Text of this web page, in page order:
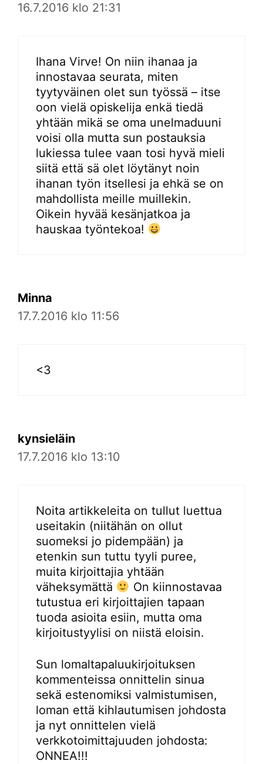
16.7.2016 klo 21:31
Ihana Virve! On niin ihanaa ja
innostavaa seurata, miten
tyytyväinen olet sun työssä – itse
oon vielä opiskelija enkä tiedä
yhtään mikä se oma unelmaduuni
voisi olla mutta sun postauksia
lukiessa tulee vaan tosi hyvä mieli
siitä että sä olet löytänyt noin
ihanan työn itsellesi ja ehkä se on
mahdollista meille muillekin.
Oikein hyvää kesänjatkoa ja
hauskaa työntekoa!
Minna
17.7.2016 klo 11:56
<3
kynsieläin
17.7.2016 klo 13:10
Noita artikkeleita on tullut luettua
useitakin (niitähän on ollut
suomeksi jo pidempään) ja
etenkin sun tuttu tyyli puree,
muita kirjoittajia yhtään
väheksymättä
On kiinnostavaa
tutustua eri kirjoittajien tapaan
tuoda asioita esiin, mutta oma
kirjoitustyylisi on niistä eloisin.
Sun lomaltapaluukirjoituksen
kommenteissa onnittelin sinua
sekä estenomiksi valmistumisen,
loman että kihlautumisen johdosta
ja nyt onnittelen vielä
verkkotoimittajuuden johdosta:
ONNEA!!!